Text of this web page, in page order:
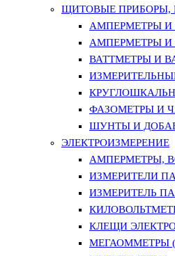
ЩИТОВЫЕ
АМПЕРМЕТРЫ И
АМПЕРМЕТРЫ И
ВАТТМЕТРЫ И
ФАЗОМЕТРЫ И
ШУНТЫ И
ЭЛЕКТРОИЗМЕРЕНИЕ
АМПЕРМЕТРЫ,
ИЗМЕРИТЕЛИ
ИЗМЕРИТЕЛЬ
КЛЕЩИ
МЕГАОММЕТРЫ